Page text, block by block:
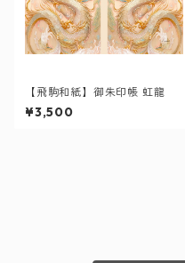
【飛駒和紙】御朱印帳 虹龍
¥3,500